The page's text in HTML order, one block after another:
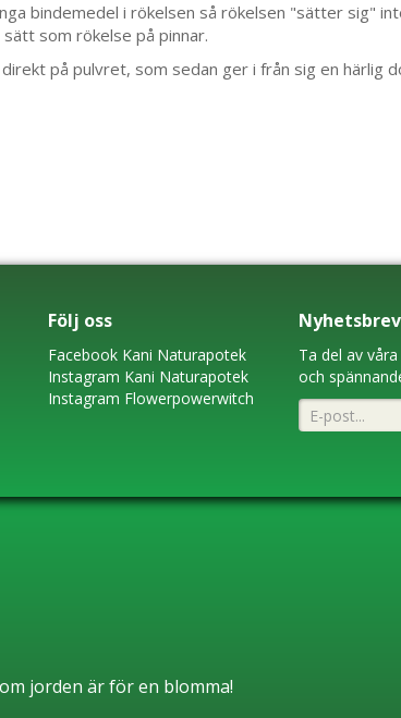
bindemedel i rökelsen så rökelsen "sätter sig"
sätt som rökelse på pinnar.
på pulvret, som sedan ger i från sig en härlig
Följ oss
Facebook Kani Naturapotek
Instagram Kani Naturapotek
Instagram Flowerpowerwitch
Nyhetsbrev
Ta del av
och
jorden är för en blomma!